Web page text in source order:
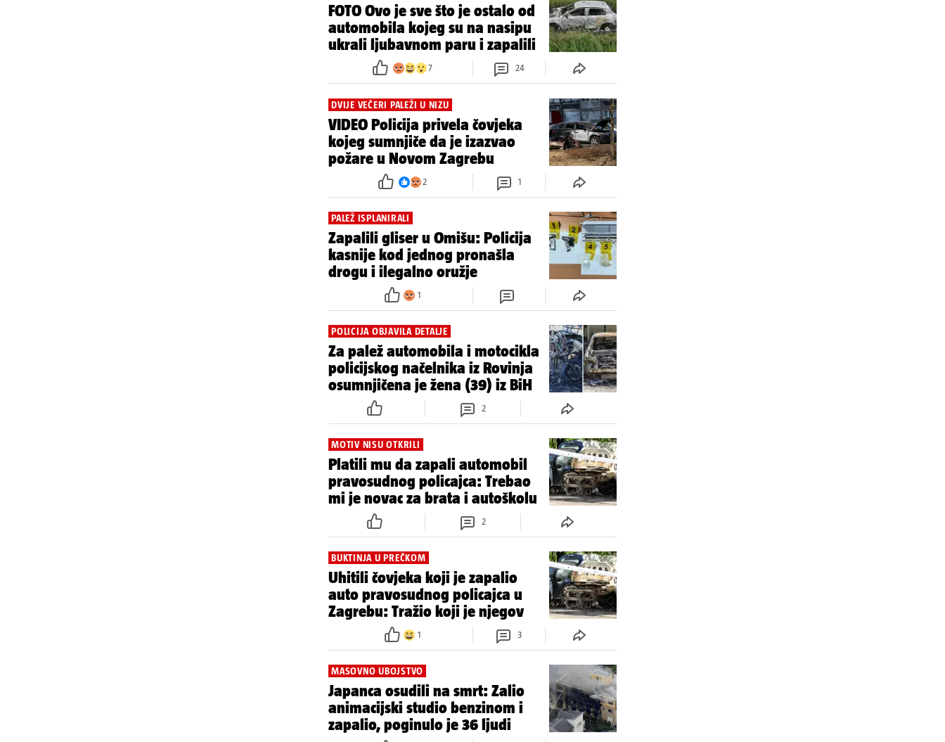
FOTO Ovo je sve što je ostalo od
automobila kojeg su na nasipu
ukrali ljubavnom paru i zapalili
7 24
DVIJE VEČERI PALEŽI U NIZU
VIDEO Policija privela čovjeka
kojeg sumnjiče da je izazvao
požare u Novom Zagrebu
2 1
PALEŽ ISPLANIRALI
Zapalili gliser u Omišu: Policija
kasnije kod jednog pronašla
drogu i ilegalno oružje
1
POLICIJA OBJAVILA DETALJE
Za palež automobila i motocikla
policijskog načelnika iz Rovinja
osumnjičena je žena (39) iz BiH
2
MOTIV NISU OTKRILI
Platili mu da zapali automobil
pravosudnog policajca: Trebao
mi je novac za brata i autoškolu
2
BUKTINJA U PREČKOM
Uhitili čovjeka koji je zapalio
auto pravosudnog policajca u
Zagrebu: Tražio koji je njegov
1 3
MASOVNO UBOJSTVO
Japanca osudili na smrt: Zalio
animacijski studio benzinom i
zapalio, poginulo je 36 ljudi